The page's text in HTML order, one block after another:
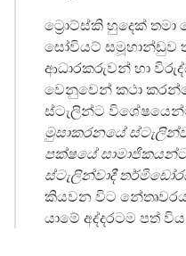
ට්‍රොට්ස්කි හුදෙක්
සෝවියට් සමූහාන්ඩුව
ආධාරකරුවන් හා
වෙනුවෙන් කථා
ස්ටැලින්ට
මුසාකරනයේ
පක්ෂයේ
ස්ටැලින්වාදී
කියවන විට
යාමේ අද්දරටම පත්